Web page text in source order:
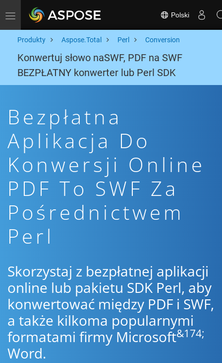
Toggle navigation Polski
Produkty Aspose.Total Perl Conversion
Konwertuj słowo naSWF, PDF na SWF
BEZPŁATNY konwerter lub Perl SDK
Bezpłatna
Aplikacja Do
Konwersji Online
PDF To SWF Za
Pośrednictwem
Perl
Skorzystaj z bezpłatnej aplikacji
online lub pakietu SDK Perl, aby
konwertować między PDF i SWF,
a także kilkoma popularnymi
formatami firmy Microsoft&174;
Word.